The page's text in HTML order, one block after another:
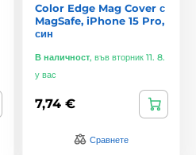
Color Edge Mag Cover с
MagSafe, iPhone 15 Pro,
син
В наличност, във вторник 11. 8.
у вас
7,74 €
Сравнете